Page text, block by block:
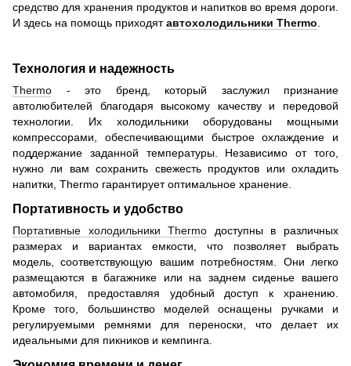
средство для хранения продуктов и напитков во время дороги.
И здесь на помощь приходятавтохолодильники Thermo
Технология и надежность
Thermo - это бренд, который заслужил признание
автолюбителей благодаря высокому качеству и передовой
технологии. Их холодильники оборудованы мощными
компрессорами, обеспечивающими быстрое охлаждение и
поддержание заданной температуры. Независимо от того,
нужно ли вам сохранить свежесть продуктов или охладить
напитки, Thermo гарантирует оптимальное хранение.
Портативность и удобство
Портативные холодильники Thermo доступны в различных
размерах и вариантах емкости, что позволяет выбрать
модель, соответствующую вашим потребностям. Они легко
размещаются в багажнике или на заднем сиденье вашего
автомобиля, предоставляя удобный доступ к хранению.
Кроме того, большинство моделей оснащены ручками и
регулируемыми ремнями для переноски, что делает их
идеальными для пикников и кемпинга.